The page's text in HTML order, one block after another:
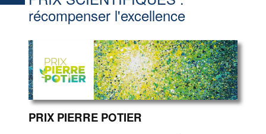
récompenser l'excellence
PRIX PIERRE POTIER